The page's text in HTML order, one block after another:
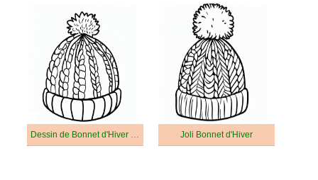
Dessin de Bonnet d'Hiver Gratuit Joli Bonnet d'Hiver